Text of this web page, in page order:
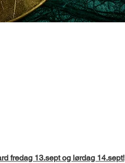
fredag 13.sept og lørdag 14.sept!